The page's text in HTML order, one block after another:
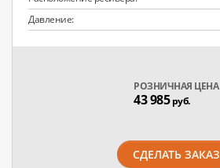
Давление:
РОЗНИЧНАЯ ЦЕНА
43 985руб.
СДЕЛАТЬ ЗАКАЗ